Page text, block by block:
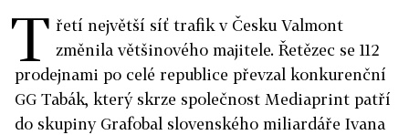
T řetí největší síť trafik v Česku Valmont
změnila většinového majitele. Řetězec se 112
prodejnami po celé republice převzal konkurenční
GG Tabák, který skrze společnost Mediaprint patří
do skupiny Grafobal slovenského miliardáře Ivana